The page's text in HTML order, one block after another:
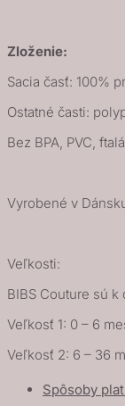
Zloženie:
Sacia časť: 100%
Ostatné časti:
Bez BPA, PVC,
Vyrobené v
Veľkosti:
BIBS Couture sú
Veľkosť 1: 0 – 6
Veľkosť 2: 6 – 36
Spôsoby